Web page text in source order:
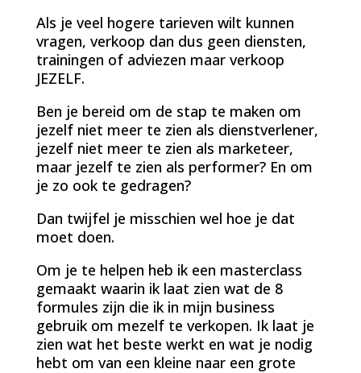
Als je veel hogere tarieven wilt kunnen
vragen, verkoop dan dus geen diensten,
trainingen of adviezen maar verkoop
JEZELF.
Ben je bereid om de stap te maken om
jezelf niet meer te zien als dienstverlener,
jezelf niet meer te zien als marketeer,
maar jezelf te zien als performer? En om
je zo ook te gedragen?
Dan twijfel je misschien wel hoe je dat
moet doen.
Om je te helpen heb ik een masterclass
gemaakt waarin ik laat zien wat de 8
formules zijn die ik in mijn business
gebruik om mezelf te verkopen. Ik laat je
zien wat het beste werkt en wat je nodig
hebt om van een kleine naar een grote